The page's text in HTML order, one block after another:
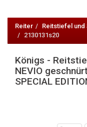
Reitstiefel
NEVIO
geschnürt
Reiter Reitstiefel und
2130131s20
Königs -
NEVIO
SPECIAL